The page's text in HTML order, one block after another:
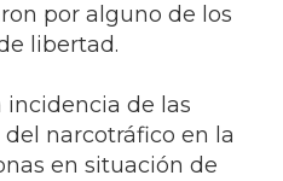
por alguno de los
libertad.
incidencia de las
narcotráfico en la
en situación de